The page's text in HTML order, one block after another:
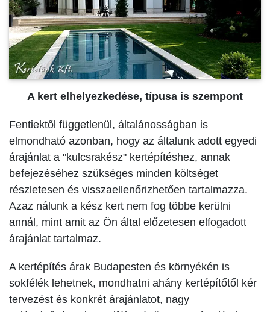
A kert elhelyezkedése, típusa is szempont
Fentiektől függetlenül, általánosságban is
elmondható azonban, hogy az általunk adott egyedi
árajánlat a "kulcsrakész" kertépítéshez, annak
befejezéséhez szükséges minden költséget
részletesen és visszaellenőrizhetően tartalmazza.
Azaz nálunk a kész kert nem fog többe kerülni
annál, mint amit az Ön által előzetesen elfogadott
árajánlat tartalmaz.
A kertépítés árak Budapesten és környékén is
sokfélék lehetnek, mondhatni ahány kertépítőtől kér
tervezést és konkrét árajánlatot, nagy